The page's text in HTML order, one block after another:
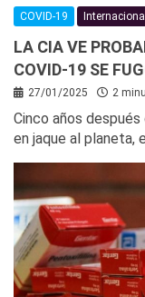
COVID-19 Internacional
LA CIA VE
COVID-19 SE
27/01/2025 2
Cinco años
en jaque al planeta,